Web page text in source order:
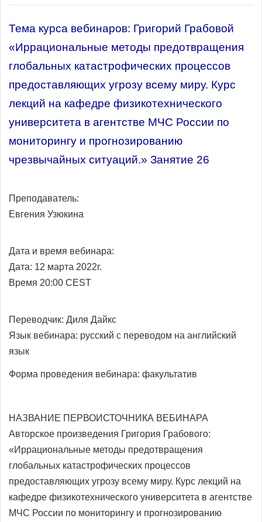
Тема курса вебинаров: Григорий Грабовой
«Иррациональные методы предотвращения
глобальных катастрофических процессов
предоставляющих угрозу всему миру. Курс
лекций на кафедре физикотехнического
университета в агентстве МЧС России по
мониторингу и прогнозированию
чрезвычайных ситуаций.» Занятие 26
Преподаватель:
Евгения Узюкина
Дата и время вебинара:
Дата: 12 марта 2022г.
Время 20:00 CEST
Переводчик: Диля Дайкс
Язык вебинара: русский с переводом на английский
язык
Форма проведения вебинара: факультатив
НАЗВАНИЕ ПЕРВОИСТОЧНИКА ВЕБИНАРА
Авторское произведения Григория Грабового:
«Иррациональные методы предотвращения
глобальных катастрофических процессов
предоставляющих угрозу всему миру. Курс лекций на
кафедре физикотехнического университета в агентстве
МЧС России по мониторингу и прогнозированию